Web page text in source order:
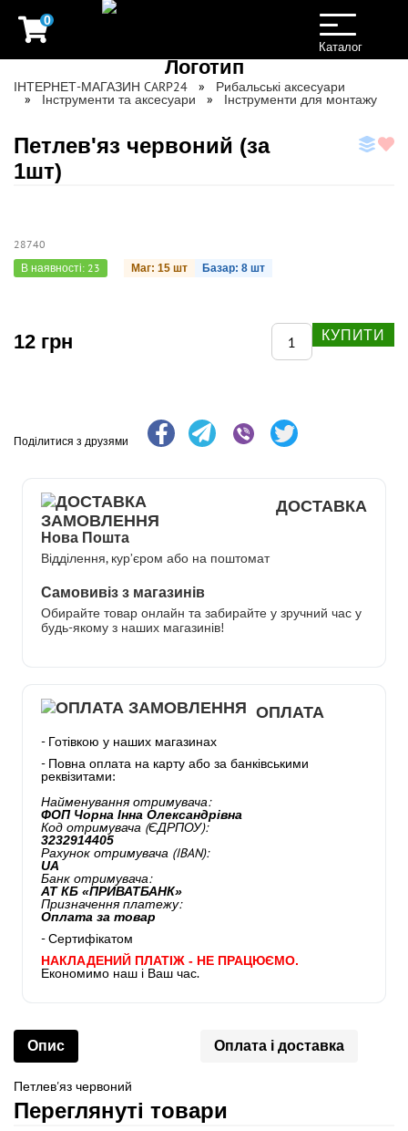
0
Toggle
navigation
Каталог
ІНТЕРНЕТ-МАГАЗИН CARP24 Рибальські аксесуари
Інструменти та аксесуари Інструменти для монтажу
Петлев'яз червоний (за
1шт)
28740
В наявності: 23
Маг: 15 шт Базар: 8 шт
12 грн КУПИТИ
Поділитися з друзями
ДОСТАВКА
Нова Пошта
Відділення, кур’єром або на поштомат
Самовивіз з магазинів
Обирайте товар онлайн та забирайте у зручний час у
будь-якому з наших магазинів!
ОПЛАТА
- Готівкою у наших магазинах
- Повна оплата на карту або за банківськими
реквізитами:
Найменування отримувача:
ФОП Чорна Інна Олександрівна
Код отримувача (ЄДРПОУ):
3232914405
Рахунок отримувача (IBAN):
UA
Банк отримувача:
АТ КБ «ПРИВАТБАНК»
Призначення платежу:
Оплата за товар
- Сертифікатом
НАКЛАДЕНИЙ ПЛАТІЖ - НЕ ПРАЦЮЄМО.
Економимо наш і Ваш час.
Опис Оплата і доставка
Петлев'яз червоний
Переглянуті товари